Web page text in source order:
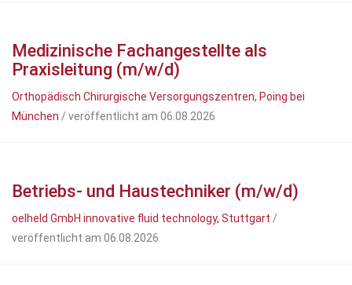
Medizinische Fachangestellte als
Praxisleitung (m/w/d)
Orthopädisch Chirurgische Versorgungszentren, Poing bei
München / veröffentlicht am 06.08.2026
Betriebs- und Haustechniker (m/w/d)
oelheld GmbH innovative fluid technology, Stuttgart /
veröffentlicht am 06.08.2026